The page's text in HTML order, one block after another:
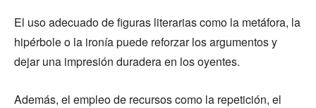
El uso adecuado de figuras literarias como la metáfora, la
hipérbole o la ironía puede reforzar los argumentos y
dejar una impresión duradera en los oyentes.
Además, el empleo de recursos como la repetición, el